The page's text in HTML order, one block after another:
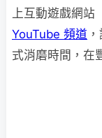
上互動遊戲網站
YouTube 頻道
式消磨時間，在